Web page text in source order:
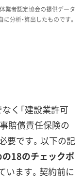
体や建て替え
、川崎市が進め
せん。特にJR川崎
一部は、大地震の
重点対策地区」に
業者認定協会の提供データ
分析・算出したものです。
く「建設業許可
事賠償責任保険の
要です。以下の記
18のチェックポ
います。契約前に